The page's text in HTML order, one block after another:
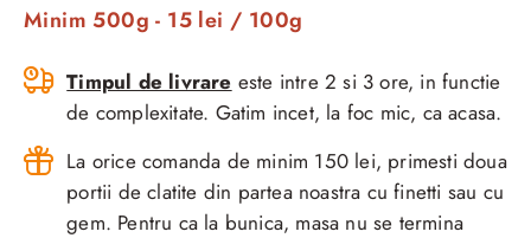
Minim 500g - 15 lei / 100g
Timpul de livrare este intre 2 si 3 ore, in functie
de complexitate. Gatim incet, la foc mic, ca acasa.
La orice comanda de minim 150 lei, primesti doua
portii de clatite din partea noastra cu finetti sau cu
gem. Pentru ca la bunica, masa nu se termina